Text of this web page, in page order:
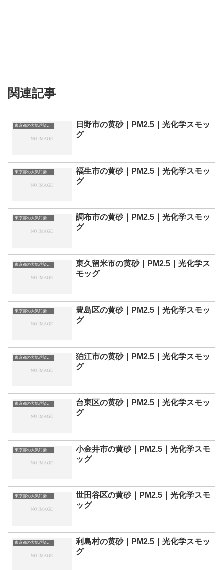
関連記事
東京都の大気汚染・PM2.5・黄砂・エアロゾルの数値
日野市の黄砂｜PM2.5｜光化学スモッ
グ
東京都の大気汚染・PM2.5・黄砂・エアロゾルの数値
福生市の黄砂｜PM2.5｜光化学スモッ
グ
東京都の大気汚染・PM2.5・黄砂・エアロゾルの数値
調布市の黄砂｜PM2.5｜光化学スモッ
グ
東京都の大気汚染・PM2.5・黄砂・エアロゾルの数値
東久留米市の黄砂｜PM2.5｜光化学ス
モッグ
東京都の大気汚染・PM2.5・黄砂・エアロゾルの数値
豊島区の黄砂｜PM2.5｜光化学スモッ
グ
東京都の大気汚染・PM2.5・黄砂・エアロゾルの数値
狛江市の黄砂｜PM2.5｜光化学スモッ
グ
東京都の大気汚染・PM2.5・黄砂・エアロゾルの数値
台東区の黄砂｜PM2.5｜光化学スモッ
グ
東京都の大気汚染・PM2.5・黄砂・エアロゾルの数値
小金井市の黄砂｜PM2.5｜光化学スモ
ッグ
東京都の大気汚染・PM2.5・黄砂・エアロゾルの数値
世田谷区の黄砂｜PM2.5｜光化学スモ
ッグ
東京都の大気汚染・PM2.5・黄砂・エアロゾルの数値
利島村の黄砂｜PM2.5｜光化学スモッ
グ